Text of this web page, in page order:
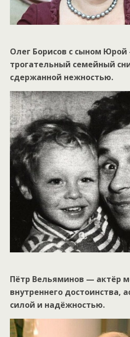
Олег Борисов с сыном
трогательный семейный
сдержанной нежностью.
Пётр Вельяминов — актёр
внутреннего достоинства,
силой и надёжностью.